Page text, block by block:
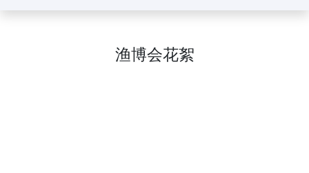
渔博会花絮